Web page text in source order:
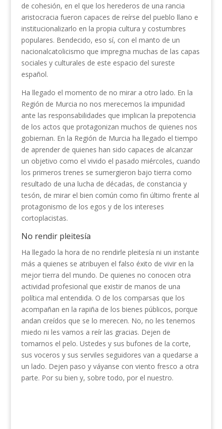
de cohesión, en el que los herederos de una rancia
aristocracia fueron capaces de reírse del pueblo llano e
institucionalizarlo en la propia cultura y costumbres
populares. Bendecido, eso sí, con el manto de un
nacionalcatolicismo que impregna muchas de las capas
sociales y culturales de este espacio del sureste
español.
Ha llegado el momento de no mirar a otro lado. En la
Región de Murcia no nos merecemos la impunidad
ante las responsabilidades que implican la prepotencia
de los actos que protagonizan muchos de quienes nos
gobiernan. En la Región de Murcia ha llegado el tiempo
de aprender de quienes han sido capaces de alcanzar
un objetivo como el vivido el pasado miércoles, cuando
los primeros trenes se sumergieron bajo tierra como
resultado de una lucha de décadas, de constancia y
tesón, de mirar el bien común como fin último frente al
protagonismo de los egos y de los intereses
cortoplacistas.
No rendir pleitesía
Ha llegado la hora de no rendirle pleitesía ni un instante
más a quienes se atribuyen el falso éxito de vivir en la
mejor tierra del mundo. De quienes no conocen otra
actividad profesional que existir de manos de una
política mal entendida. O de los comparsas que los
acompañan en la rapiña de los bienes públicos, porque
andan creídos que se lo merecen. No, no les tenemos
miedo ni les vamos a reír las gracias. Dejen de
tomarnos el pelo. Ustedes y sus bufones de la corte,
sus voceros y sus serviles seguidores van a quedarse a
un lado. Dejen paso y váyanse con viento fresco a otra
parte. Por su bien y, sobre todo, por el nuestro.